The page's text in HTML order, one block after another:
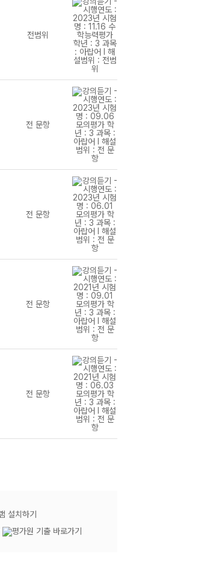
전범위
전 문항
전 문항
전 문항
전 문항